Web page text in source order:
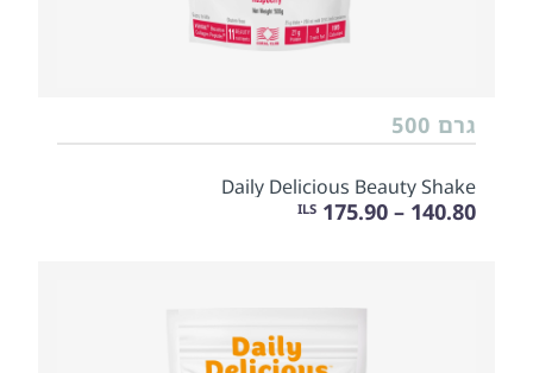
גרם 500
Daily Delicious Beauty Shake
140.80 – 175.90
ILS